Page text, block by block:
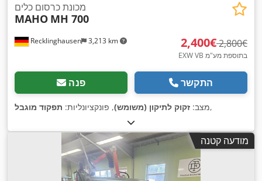
Recklinghausen 3,213 km
מכונת כרסום כלים
MAHO MH 700
‏2,400 ‏€ ‏2,800 ‏€
EXW VB בתוספת מע"מ
פנה התקשר
מצב: זקוק לתיקון (משומש), פונקציונליות: תפקוד מוגבל ,
מודעה קטנה